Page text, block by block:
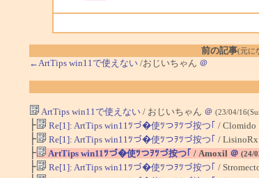
前の記事(元に
←ArtTips win11で使えない/おじいちゃん ＠
ArtTips win11で使えない/ おじいちゃん ＠ (23/04/
├ Re[1]: ArtTips win11ﾂづ�使ﾂつｦﾂづ按つ｢ / Clomido
├ Re[1]: ArtTips win11ﾂづ�使ﾂつｦﾂづ按つ｢ / LisinoRx
├ ArtTips win11ﾂづ�使ﾂつｦﾂづ按つ｢ / Amoxil ＠ (24/
├ Re[1]: ArtTips win11ﾂづ�使ﾂつｦﾂづ按つ｢ /